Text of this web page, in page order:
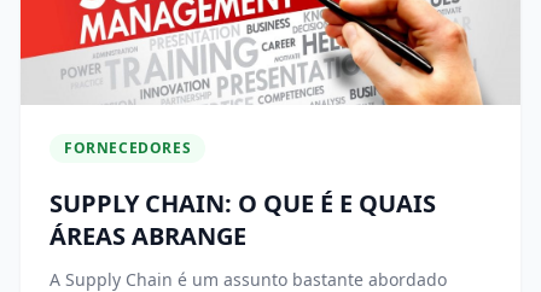
FORNECEDORES
SUPPLY CHAIN: O QUE É E QUAIS
ÁREAS ABRANGE
A Supply Chain é um assunto bastante abordado